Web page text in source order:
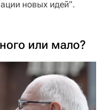
новых идей".
или мало?